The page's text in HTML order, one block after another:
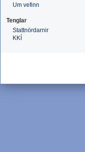
Um vefinn
Tenglar
Stattnördarnir
KKÍ